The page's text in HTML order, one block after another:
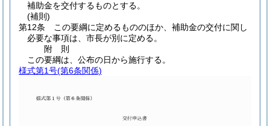
補助金を交付するものとする。
(補則)
第12条
この要綱に定めるもののほか、補助金の交付に関し
必要な事項は、市長が別に定める。
附 則
この要綱は、公布の日から施行する。
様式第1号(第6条関係)